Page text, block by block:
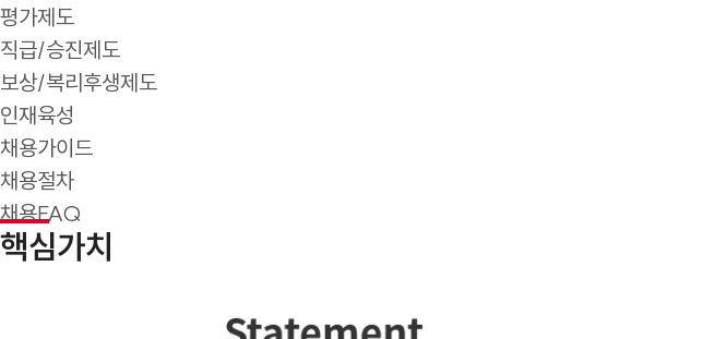
평가제도
직급/승진제도
보상/복리후생제도
인재육성
채용가이드
채용절차
채용FAQ
핵심가치